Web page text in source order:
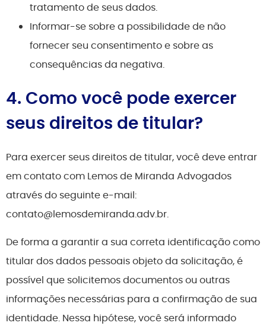
tratamento de seus dados.
Informar-se sobre a possibilidade de não
fornecer seu consentimento e sobre as
consequências da negativa.
4. Como você pode exercer
seus direitos de titular?
Para exercer seus direitos de titular, você deve entrar
em contato com Lemos de Miranda Advogados
através do seguinte e-mail:
contato@lemosdemiranda.adv.br.
De forma a garantir a sua correta identificação como
titular dos dados pessoais objeto da solicitação, é
possível que solicitemos documentos ou outras
informações necessárias para a confirmação de sua
identidade. Nessa hipótese, você será informado